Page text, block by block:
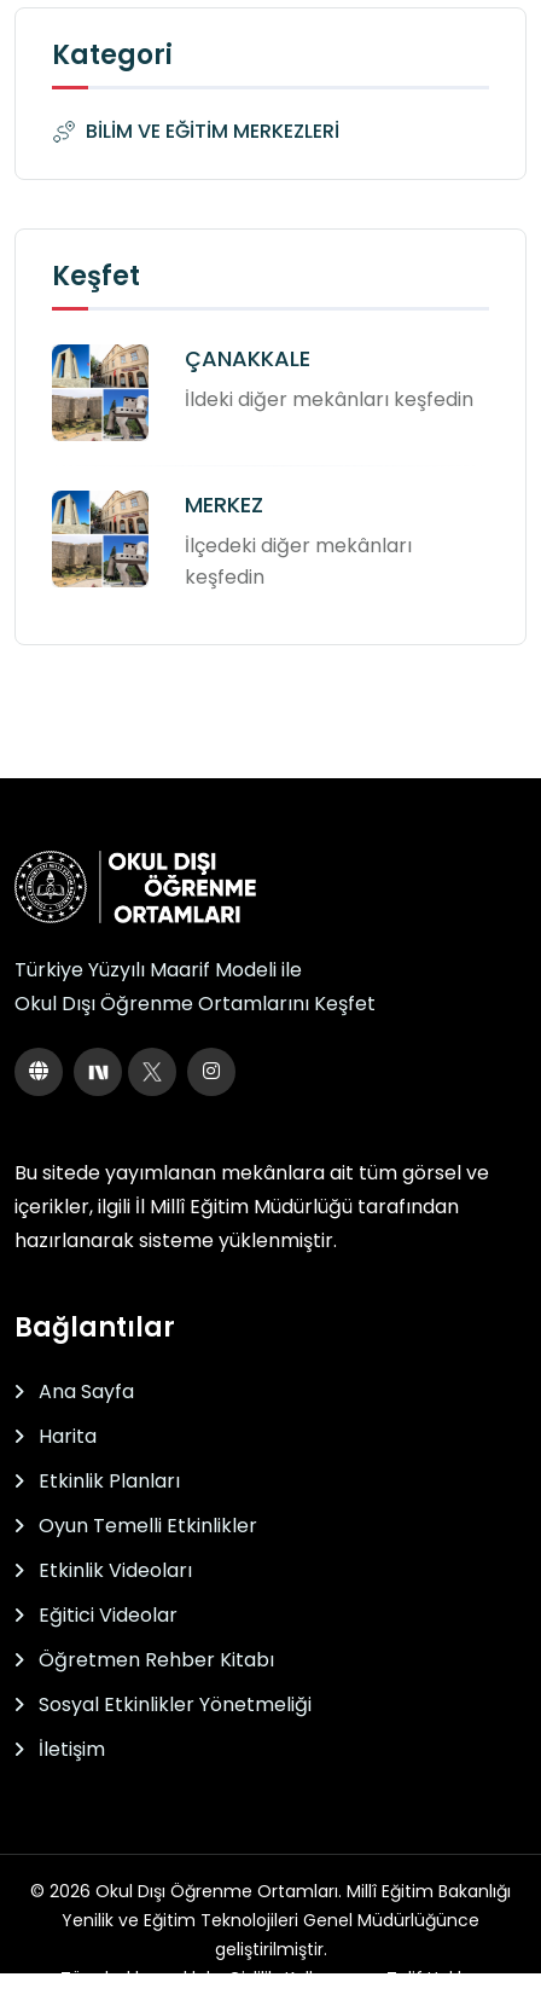
Kategori
BİLİM VE EĞİTİM MERKEZLERİ
Keşfet
ÇANAKKALE
İldeki diğer mekânları keşfedin
MERKEZ
İlçedeki diğer mekânları
keşfedin
Türkiye Yüzyılı Maarif Modeli ile
Okul Dışı Öğrenme Ortamlarını Keşfet
Bu sitede yayımlanan mekânlara ait tüm görsel ve
içerikler, ilgili İl Millî Eğitim Müdürlüğü tarafından
hazırlanarak sisteme yüklenmiştir.
Bağlantılar
Ana Sayfa
Harita
Etkinlik Planları
Oyun Temelli Etkinlikler
Etkinlik Videoları
Eğitici Videolar
Öğretmen Rehber Kitabı
Sosyal Etkinlikler Yönetmeliği
İletişim
© 2026 Okul Dışı Öğrenme Ortamları. Millî Eğitim Bakanlığı
Yenilik ve Eğitim Teknolojileri Genel Müdürlüğünce
geliştirilmiştir.
Tüm hakları saklıdır. Gizlilik, Kullanım ve Telif Hakları